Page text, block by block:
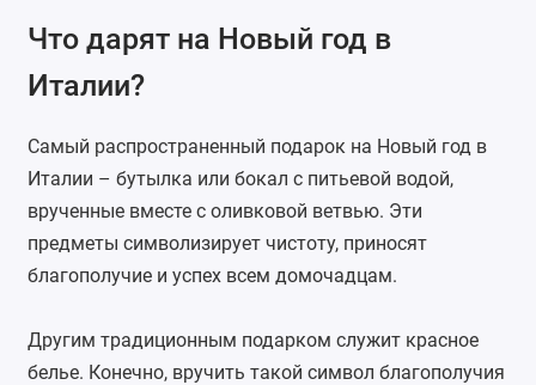
Что дарят на Новый год в
Италии?
Самый распространенный подарок на Новый год в
Италии – бутылка или бокал с питьевой водой,
врученные вместе с оливковой ветвью. Эти
предметы символизирует чистоту, приносят
благополучие и успех всем домочадцам.
Другим традиционным подарком служит красное
белье. Конечно, вручить такой символ благополучия